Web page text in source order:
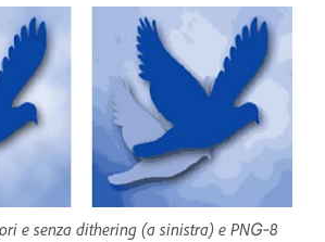
e senza dithering (a sinistra) e PNG‑8